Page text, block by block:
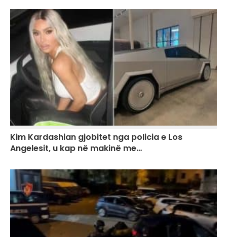
Kim Kardashian gjobitet nga policia e Los
Angelesit, u kap në makinë me…